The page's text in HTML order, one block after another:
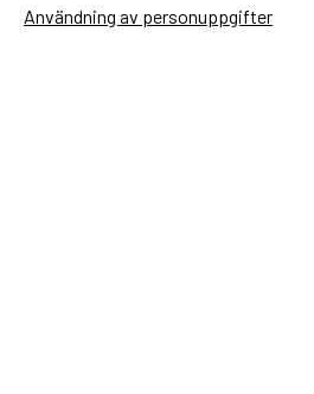
Användning av personuppgifter